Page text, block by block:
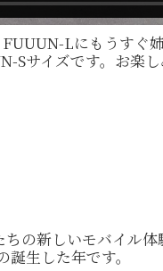
FUUUN-Lにもうすぐ
Sサイズです。お楽し
ちの新しいモバイル体
誕生した年です。